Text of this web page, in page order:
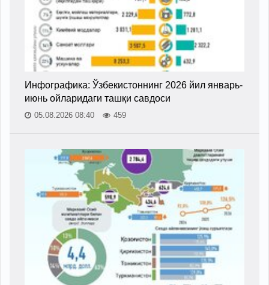
Инфографика: Ўзбекистоннинг 2026 йил январь-
июнь ойларидаги ташқи савдоси
05.08.2026 08:40 459